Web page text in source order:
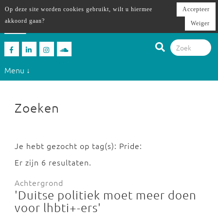
Menu ↓
Zoeken
Je hebt gezocht op tag(s): Pride:
Er zijn 6 resultaten.
Achtergrond
'Duitse politiek moet meer doen
voor lhbti+-ers'
Op deze site worden cookies gebruikt, wilt u hiermee
akkoord gaan?
Accepteer
Weiger